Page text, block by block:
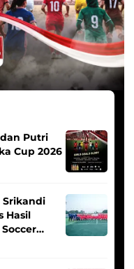
Putri
Cup 2026
Srikandi
Hasil